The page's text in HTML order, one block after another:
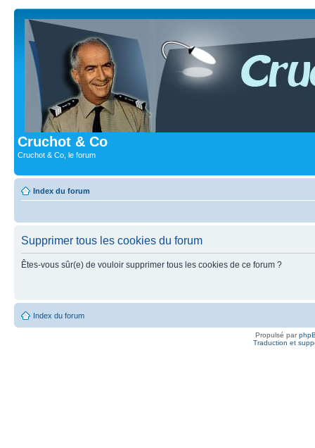
Cruchot & Co
Cruchot & Co, le forum
Index du forum
Supprimer tous les cookies du forum
Êtes-vous sûr(e) de vouloir supprimer tous les cookies de ce forum ?
Index du forum
Propulsé par
Traduction et